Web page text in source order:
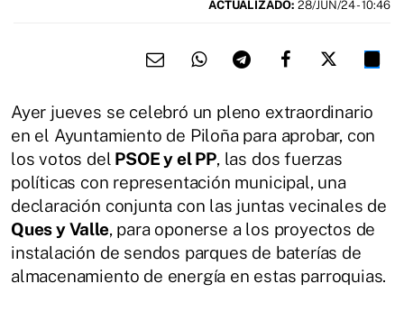
ACTUALIZADO: 28/JUN/24 - 10:46
Ayer jueves se celebró un pleno extraordinario
en el Ayuntamiento de Piloña para aprobar, con
los votos del PSOE y el PP, las dos fuerzas
políticas con representación municipal, una
declaración conjunta con las juntas vecinales de
Ques y Valle, para oponerse a los proyectos de
instalación de sendos parques de baterías de
almacenamiento de energía en estas parroquias.